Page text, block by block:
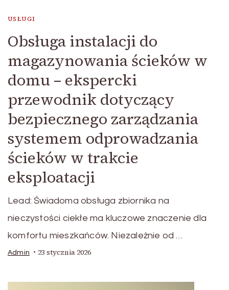
USŁUGI
Obsługa instalacji do
magazynowania ścieków w
domu – ekspercki
przewodnik dotyczący
bezpiecznego zarządzania
systemem odprowadzania
ścieków w trakcie
eksploatacji
Lead: Świadoma obsługa zbiornika na
nieczystości ciekłe ma kluczowe znaczenie dla
komfortu mieszkańców. Niezależnie od …
Admin 23 stycznia 2026